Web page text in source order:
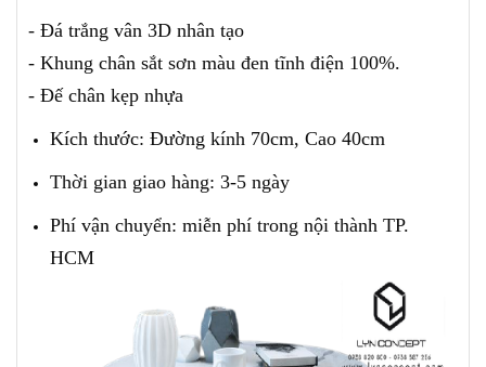
- Đá trắng vân 3D nhân tạo
- Khung chân sắt sơn màu đen tĩnh điện 100%.
- Đế chân kẹp nhựa
Kích thước: Đường kính 70cm, Cao 40cm
Thời gian giao hàng: 3-5 ngày
Phí vận chuyển: miễn phí trong nội thành TP.
HCM